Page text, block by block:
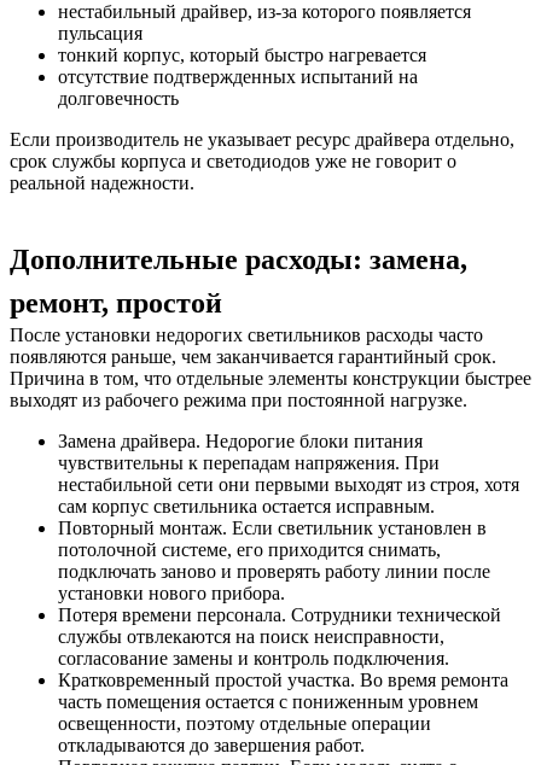
нестабильный драйвер, из-за которого появляется
пульсация
тонкий корпус, который быстро нагревается
отсутствие подтвержденных испытаний на
долговечность
Если производитель не указывает ресурс драйвера отдельно,
срок службы корпуса и светодиодов уже не говорит о
реальной надежности.
Дополнительные расходы: замена,
ремонт, простой
После установки недорогих светильников расходы часто
появляются раньше, чем заканчивается гарантийный срок.
Причина в том, что отдельные элементы конструкции быстрее
выходят из рабочего режима при постоянной нагрузке.
Замена драйвера. Недорогие блоки питания
чувствительны к перепадам напряжения. При
нестабильной сети они первыми выходят из строя, хотя
сам корпус светильника остается исправным.
Повторный монтаж. Если светильник установлен в
потолочной системе, его приходится снимать,
подключать заново и проверять работу линии после
установки нового прибора.
Потеря времени персонала. Сотрудники технической
службы отвлекаются на поиск неисправности,
согласование замены и контроль подключения.
Кратковременный простой участка. Во время ремонта
часть помещения остается с пониженным уровнем
освещенности, поэтому отдельные операции
откладываются до завершения работ.